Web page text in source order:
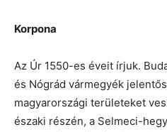
Korpona
Az Úr 1550-es éveit írjuk.
és Nógrád vármegyék
magyarországi területeket
északi részén, a Selmeci-